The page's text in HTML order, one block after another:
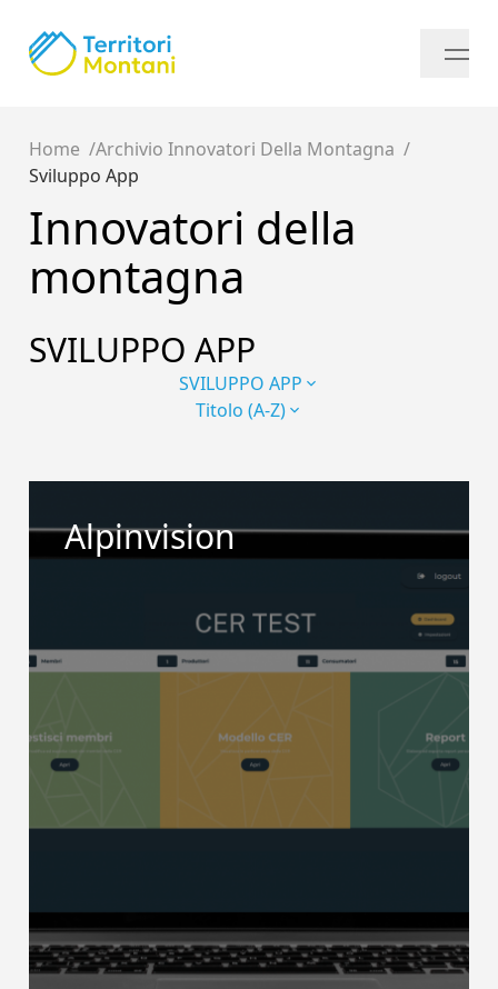
Home
Archivio Innovatori Della Montagna
Sviluppo App
Innovatori della
montagna
SVILUPPO APP
SVILUPPO APP
Titolo (A-Z)
Alpinvision